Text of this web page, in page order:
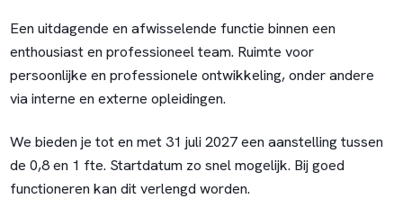
Een uitdagende en afwisselende functie binnen een
enthousiast en professioneel team. Ruimte voor
persoonlijke en professionele ontwikkeling, onder andere
via interne en externe opleidingen.
We bieden je tot en met 31 juli 2027 een aanstelling tussen
de 0,8 en 1 fte. Startdatum zo snel mogelijk. Bij goed
functioneren kan dit verlengd worden.